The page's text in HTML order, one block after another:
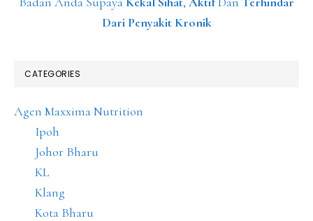
Dari Penyakit Kronik
CATEGORIES
Agen Maxxima Nutrition
Ipoh
Johor Bharu
KL
Klang
Kota Bharu